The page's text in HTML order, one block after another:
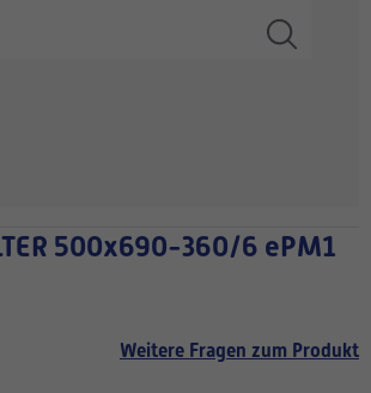
Weitere Fragen zum Produkt